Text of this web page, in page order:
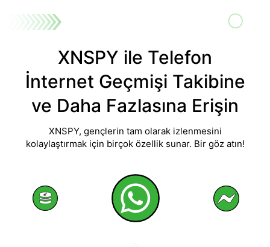
XNSPY ile Telefon
İnternet Geçmişi Takibine
ve Daha Fazlasına Erişin
XNSPY, gençlerin tam olarak izlenmesini
kolaylaştırmak için birçok özellik sunar. Bir göz atın!